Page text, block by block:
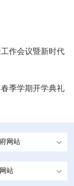
作会议暨新时代
季学期开学典礼
网站
站